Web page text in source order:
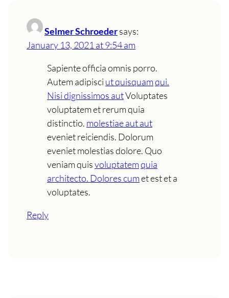
Selmer Schroedersays:
January 13, 2021 at 9:54 am
Sapiente officia omnis porro.
Autem adipisci ut quisquamqui.
Nisi dignissimos autVoluptates
voluptatem et rerum quia
distinctio. molestiae aut aut
eveniet reiciendis. Dolorum
eveniet molestias dolore. Quo
veniam quisvoluptatemquia
architecto. Dolores cumet est et a
voluptates.
Reply